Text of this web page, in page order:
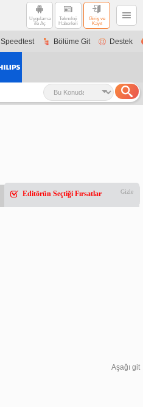
Uygulama
ile Aç
Teknoloji
Haberleri
Giriş ve
Kayıt
Speedtest Bölüme Git Destek
Editörün Seçtiği Fırsatlar Gizle
Aşağı git